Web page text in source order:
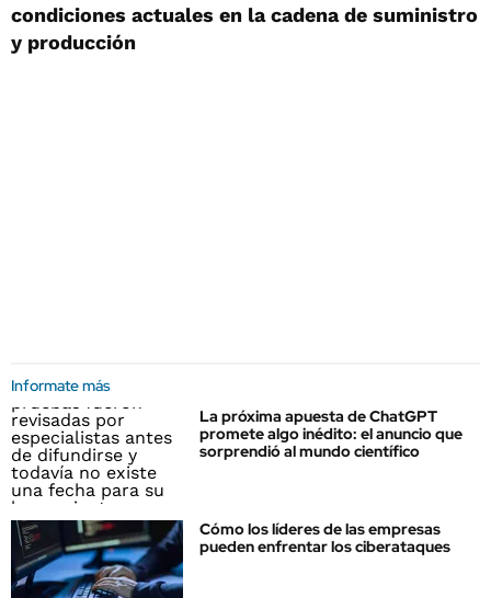
condiciones actuales en la cadena de suministro
y producción
Informate más
La próxima apuesta de ChatGPT
promete algo inédito: el anuncio que
sorprendió al mundo científico
Cómo los líderes de las empresas
pueden enfrentar los ciberataques